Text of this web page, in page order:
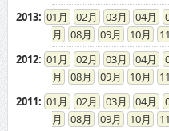
2013: 01 02 03 04
08
09 10 11
2012: 01 02 03 04
08
09 10 11
2011: 01 02 03 04
08
09 10 11